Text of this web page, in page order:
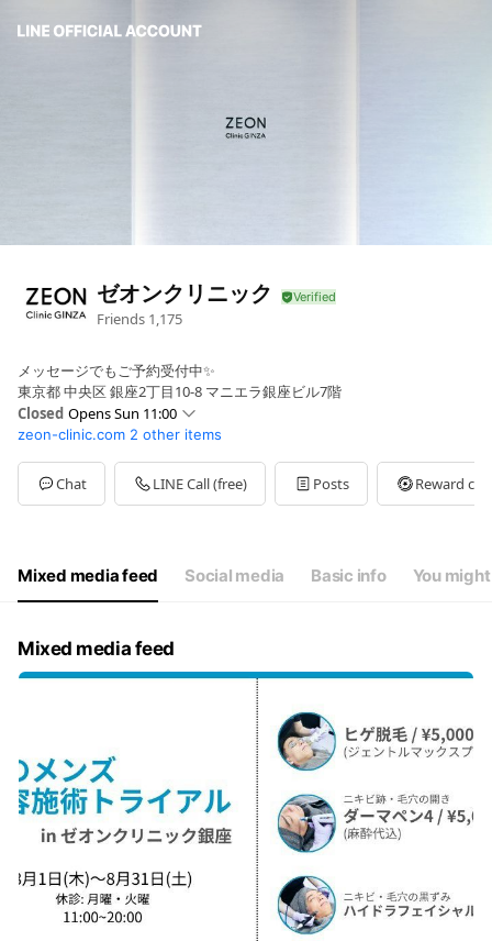
ゼオンクリニック
Friends 1,175
メッセージでもご予約受付中✨
東京都 中央区 銀座2丁目10-8 マニエラ銀座ビル7階
Closed Opens Sun 11:00
Sun11:00 - 20:00
MonClosed
TueClosed
Wed11:00 - 20:00
Sat
11:00 - 20:00
月曜、火曜が定休日です
zeon-clinic.com 2 other items
Chat LINE Call (free) Posts Reward
Mixed media feed Social media Basic info You
Mixed media feed